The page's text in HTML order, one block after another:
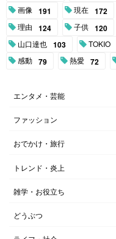
画像 191 現在 172
理由 124 子供 120
山口達也 103 TOKIO
感動 79 熱愛 72
エンタメ・芸能
ファッション
おでかけ・旅行
トレンド・炎上
雑学・お役立ち
どうぶつ